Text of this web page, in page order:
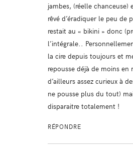
jambes, (réelle chanceuse)
rêvé d’éradiquer le peu de
restait au « bikini » donc
l’intégrale..
la cire depuis toujours et
repousse déjà de moins en
d’ailleurs assez curieux à
ne pousse plus du tout)
disparaitre totalement !
RÉPONDRE